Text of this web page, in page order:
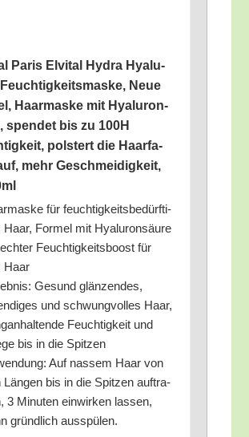
Paris Elvi­tal Hydra Hyalu­
Neue
Haar­mas­ke mit Hyalu­ron­
spen­det bis zu 100H
pols­tert die Haar­fa­
mehr Geschmei­dig­keit,
für feuch­tig­keits­be­dürf­ti­
Haar, For­mel mit Hyalu­ron­säu­re
Feuch­tig­keits­boost für
Haar
Gesund glän­zen­des,
und schwung­vol­les Haar,
Feuch­tig­keit und
bis in die Spitzen
Auf nas­sem Haar von
Län­gen bis in die Spit­zen auf­tra­
3 Minu­ten ein­wir­ken las­sen,
gründ­lich ausspülen.